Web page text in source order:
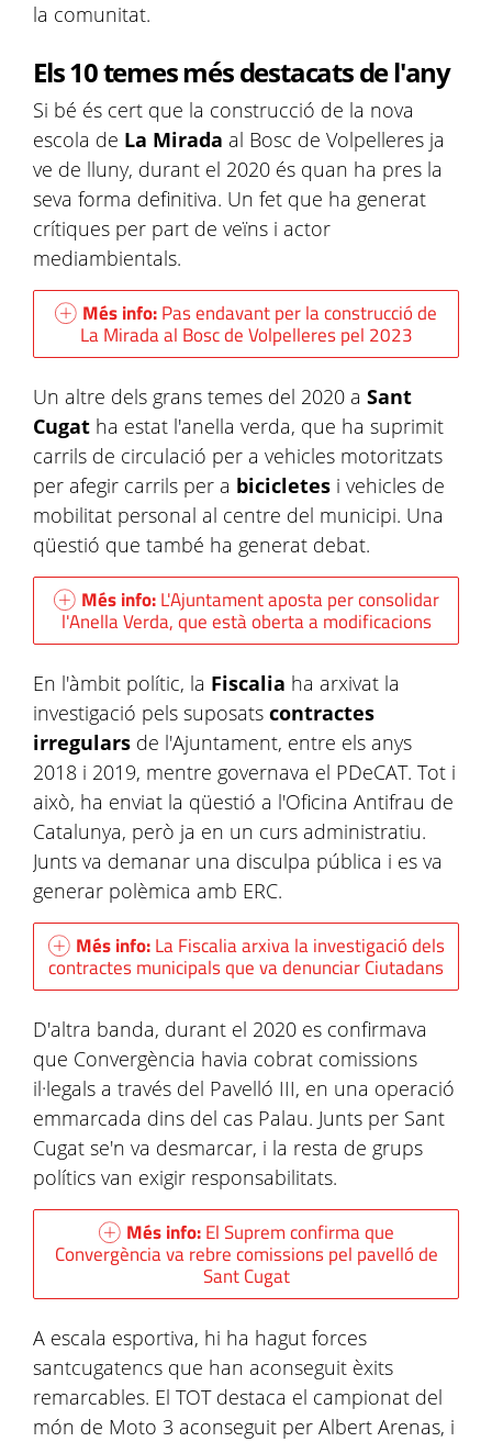
la comunitat.
Els 10 temes més destacats de l'any
Si bé és cert que la construcció de la nova
escola de La Mirada al Bosc de Volpelleres ja
ve de lluny, durant el 2020 és quan ha pres la
seva forma definitiva. Un fet que ha generat
crítiques per part de veïns i actor
mediambientals.
Més info:Pas endavant per la construcció de
La Mirada al Bosc de Volpelleres pel 2023
Un altre dels grans temes del 2020 a Sant
Cugat ha estat l'anella verda, que ha suprimit
carrils de circulació per a vehicles motoritzats
per afegir carrils per a bicicletes i vehicles de
mobilitat personal al centre del municipi. Una
qüestió que també ha generat debat.
Més info:L'Ajuntament aposta per consolidar
l'Anella Verda, que està oberta a modificacions
En l'àmbit polític, la Fiscalia ha arxivat la
investigació pels suposats contractes
irregulars de l'Ajuntament, entre els anys
2018 i 2019, mentre governava el PDeCAT. Tot i
això, ha enviat la qüestió a l'Oficina Antifrau de
Catalunya, però ja en un curs administratiu.
Junts va demanar una disculpa pública i es va
generar polèmica amb ERC.
Més info:La Fiscalia arxiva la investigació dels
contractes municipals que va denunciar Ciutadans
D'altra banda, durant el 2020 es confirmava
que Convergència havia cobrat comissions
il·legals a través del Pavelló III, en una operació
emmarcada dins del cas Palau. Junts per Sant
Cugat se'n va desmarcar, i la resta de grups
polítics van exigir responsabilitats.
Més info:El Suprem confirma que
Convergència va rebre comissions pel pavelló de
Sant Cugat
A escala esportiva, hi ha hagut forces
santcugatencs que han aconseguit èxits
remarcables. El TOT destaca el campionat del
món de Moto 3 aconseguit per Albert Arenas, i